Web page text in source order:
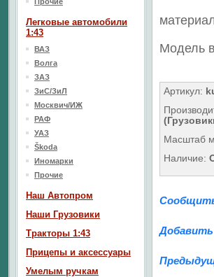
Модель
Артикул:
Масштаб
Наличие:
Легковые автомобили
1:43
ВАЗ
Волга
ЗАЗ
ЗиС/ЗиЛ
Москвич/ИЖ
РАФ
УАЗ
Škoda
Иномарки
Прочие
Наш Aвтопром
Наши Грузовики
Тракторы 1:43
Прицепы и аксессуары
Умелым ручкам